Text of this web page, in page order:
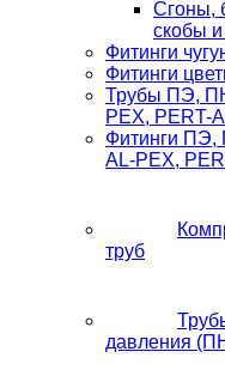
Сгоны,
скобы и
Фитинги
Фитинги
Трубы ПЭ,
PEX, PERT-
Фитинги ПЭ,
AL-PEX,
труб
давления